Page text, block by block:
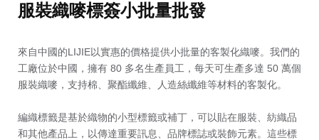
服裝織嘜標簽小批量批發
來自中國的LIJIE以實惠的價格提供小批量的客製化織嘜。我們的
工廠位於中國，擁有 80 多名生產員工，每天可生產多達 50 萬個
服裝織嘜，支持棉、聚酯纖維、人造絲纖維等材料的客製化。
編織標籤是基於織物的小型標籤或補丁，可以貼在服裝、紡織品
和其他產品上，以傳達重要訊息、品牌標誌或裝飾元素。這些標